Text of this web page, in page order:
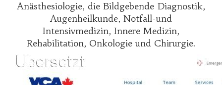
Anästhesiologie, die Bildgebende Diagnostik,
Augenheilkunde, Notfall-und
Intensivmedizin, Innere Medizin,
Rehabilitation, Onkologie und Chirurgie.